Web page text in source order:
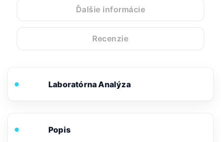
Ďalšie informácie
Recenzie
Laboratórna Analýza
Popis